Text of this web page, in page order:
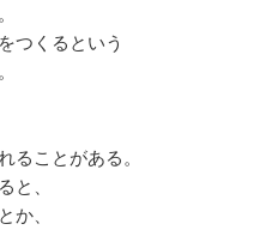
つくるという
ることがある。
と、
か、